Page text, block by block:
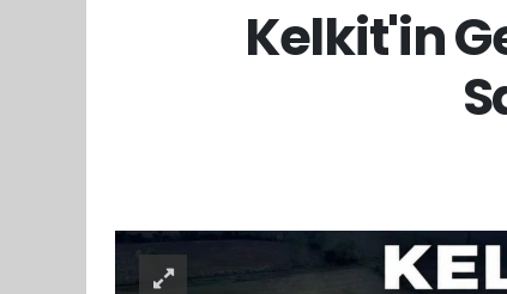
Kelkit'in